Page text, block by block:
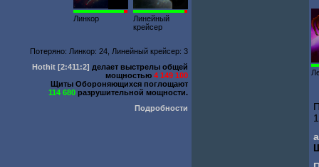
Линкор
Линейный
крейсер
Потеряно: Линкор: 24, Линейный крейсер: 3
Hothit [2:411:2] делает выстрелы общей
мощностью4 149 100
Щиты Обороняющихся поглощают
114 680 разрушительной мощности.
Подробности